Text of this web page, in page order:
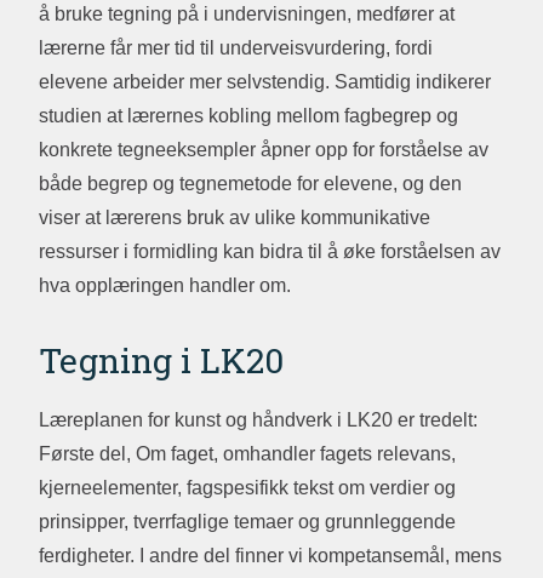
å bruke tegning på i undervisningen, medfører at
lærerne får mer tid til underveisvurdering, fordi
elevene arbeider mer selvstendig. Samtidig indikerer
studien at lærernes kobling mellom fagbegrep og
konkrete tegneeksempler åpner opp for forståelse av
både begrep og tegnemetode for elevene, og den
viser at lærerens bruk av ulike kommunikative
ressurser i formidling kan bidra til å øke forståelsen av
hva opplæringen handler om.
Tegning i LK20
Læreplanen for kunst og håndverk i LK20 er tredelt:
Første del, Om faget, omhandler fagets relevans,
kjerneelementer, fagspesifikk tekst om verdier og
prinsipper, tverrfaglige temaer og grunnleggende
ferdigheter. I andre del finner vi kompetansemål, mens